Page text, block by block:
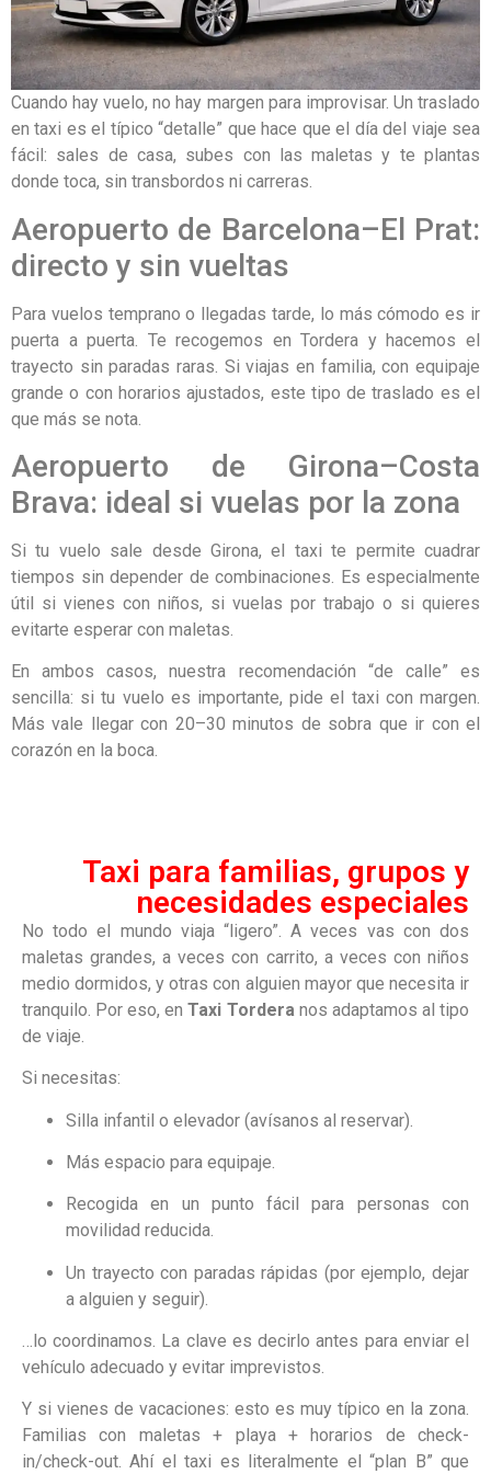
Cuando hay vuelo, no hay margen para improvisar. Un traslado
en taxi es el típico “detalle” que hace que el día del viaje sea
fácil: sales de casa, subes con las maletas y te plantas
donde toca, sin transbordos ni carreras.
Aeropuerto de Barcelona–El Prat:
directo y sin vueltas
Para vuelos temprano o llegadas tarde, lo más cómodo es ir
puerta a puerta. Te recogemos en Tordera y hacemos el
trayecto sin paradas raras. Si viajas en familia, con equipaje
grande o con horarios ajustados, este tipo de traslado es el
que más se nota.
Aeropuerto de Girona–Costa
Brava: ideal si vuelas por la zona
Si tu vuelo sale desde Girona, el taxi te permite cuadrar
tiempos sin depender de combinaciones. Es especialmente
útil si vienes con niños, si vuelas por trabajo o si quieres
evitarte esperar con maletas.
En ambos casos, nuestra recomendación “de calle” es
sencilla: si tu vuelo es importante, pide el taxi con margen.
Más vale llegar con 20–30 minutos de sobra que ir con el
corazón en la boca.
Taxi para familias, grupos y
necesidades especiales
No todo el mundo viaja “ligero”. A veces vas con dos
maletas grandes, a veces con carrito, a veces con niños
medio dormidos, y otras con alguien mayor que necesita ir
tranquilo. Por eso, enTaxi Tordera nos adaptamos al tipo
de viaje.
Si necesitas:
Silla infantil o elevador (avísanos al reservar).
Más espacio para equipaje.
Recogida en un punto fácil para personas con
movilidad reducida.
Un trayecto con paradas rápidas (por ejemplo, dejar
a alguien y seguir).
…lo coordinamos. La clave es decirlo antes para enviar el
vehículo adecuado y evitar imprevistos.
Y si vienes de vacaciones: esto es muy típico en la zona.
Familias con maletas + playa + horarios de check-
in/check-out. Ahí el taxi es literalmente el “plan B” que